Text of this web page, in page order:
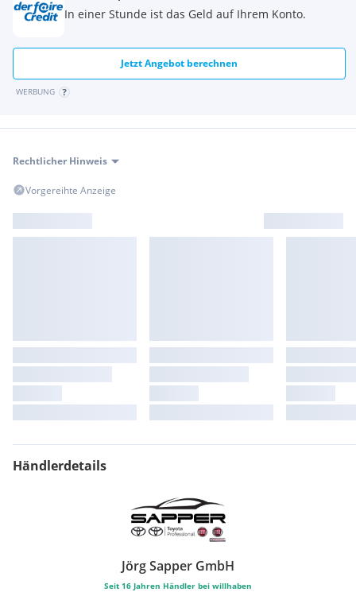
In einer Stunde ist das Geld auf Ihrem Konto.
Jetzt Angebot berechnen
WERBUNG
Rechtlicher Hinweis
Vorgereihte Anzeige
Händlerdetails
Jörg Sapper GmbH
Seit 16 Jahren Händler bei willhaben